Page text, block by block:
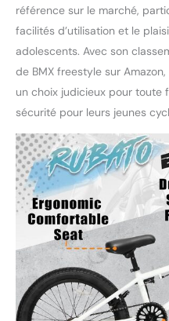
référence sur le marché,
facilités d’utilisation et le
adolescents. Avec son
de BMX freestyle sur
un choix judicieux pour toute
sécurité pour leurs jeunes